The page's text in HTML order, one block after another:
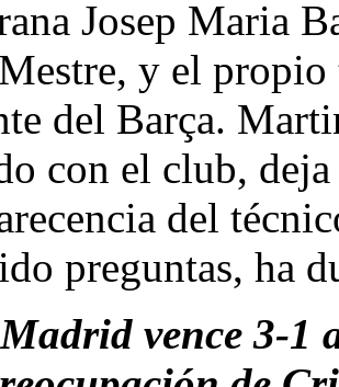
Josep Maria
y el propio
del Barça.
con el club,
del
preguntas, ha
vence 3-1